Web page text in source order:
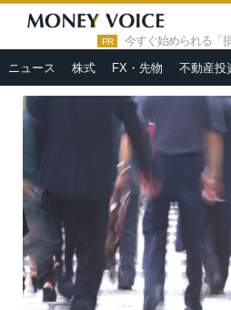
PR 今すぐ始められる「
ニュース 株式 FX・先物 不動産投
HOME » 市況ヘッドライン
Memo（5）：CM業界のパイオニア（4